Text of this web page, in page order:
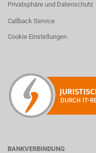
Privatsphäre und Datenschutz
Callback Service
Cookie Einstellungen
BANKVERBINDUNG